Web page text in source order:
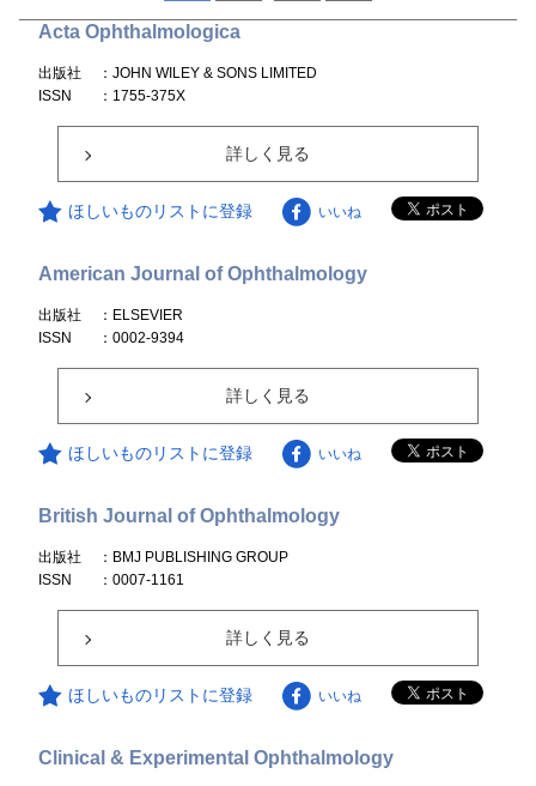
Acta Ophthalmologica
出版社
：JOHN WILEY & SONS LIMITED
ISSN
：1755-375X
詳しく見る
ほしいものリストに登録 いいね
American Journal of Ophthalmology
出版社
：ELSEVIER
ISSN
：0002-9394
詳しく見る
ほしいものリストに登録 いいね
British Journal of Ophthalmology
出版社
：BMJ PUBLISHING GROUP
ISSN
：0007-1161
詳しく見る
ほしいものリストに登録 いいね
Clinical & Experimental Ophthalmology